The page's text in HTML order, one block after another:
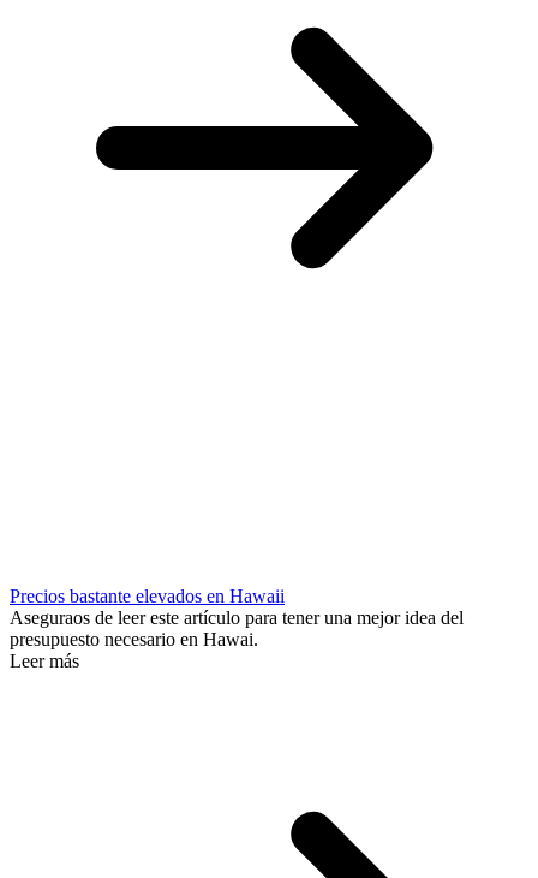
Precios bastante elevados en Hawaii
Aseguraos de leer este artículo para tener una mejor idea del
presupuesto necesario en Hawai.
Leer más